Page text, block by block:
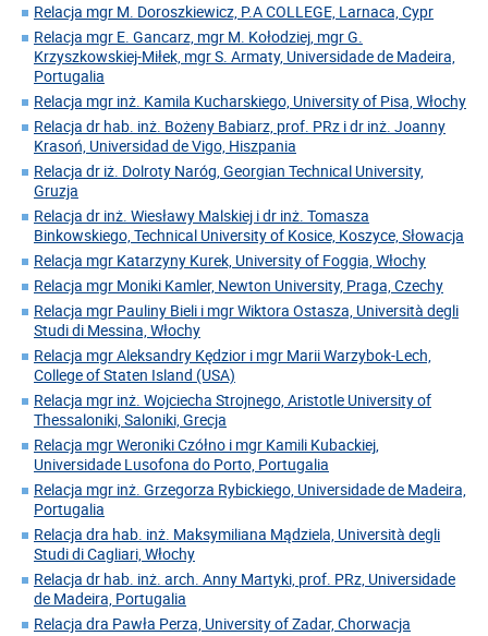
Relacja mgr M. Doroszkiewicz, P.A COLLEGE, Larnaca, Cypr
Relacja mgr E. Gancarz, mgr M. Kołodziej, mgr G.
Krzyszkowskiej-Miłek, mgr S. Armaty, Universidade de Madeira,
Portugalia
Relacja mgr inż. Kamila Kucharskiego, University of Pisa, Włochy
Relacja dr hab. inż. Bożeny Babiarz, prof. PRz i dr inż. Joanny
Krasoń, Universidad de Vigo, Hiszpania
Relacja dr iż. Dolroty Naróg, Georgian Technical University,
Gruzja
Relacja dr inż. Wiesławy Malskiej i dr inż. Tomasza
Binkowskiego, Technical University of Kosice, Koszyce, Słowacja
Relacja mgr Katarzyny Kurek, University of Foggia, Włochy
Relacja mgr Moniki Kamler, Newton University, Praga, Czechy
Relacja mgr Pauliny Bieli i mgr Wiktora Ostasza, Università degli
Studi di Messina, Włochy
Relacja mgr Aleksandry Kędzior i mgr Marii Warzybok-Lech,
College of Staten Island (USA)
Relacja mgr inż. Wojciecha Strojnego, Aristotle University of
Thessaloniki, Saloniki, Grecja
Relacja mgr Weroniki Czółno i mgr Kamili Kubackiej,
Universidade Lusofona do Porto, Portugalia
Relacja mgr inż. Grzegorza Rybickiego, Universidade de Madeira,
Portugalia
Relacja dra hab. inż. Maksymiliana Mądziela, Università degli
Studi di Cagliari, Włochy
Relacja dr hab. inż. arch. Anny Martyki, prof. PRz, Universidade
de Madeira, Portugalia
Relacja dra Pawła Perza, University of Zadar, Chorwacja